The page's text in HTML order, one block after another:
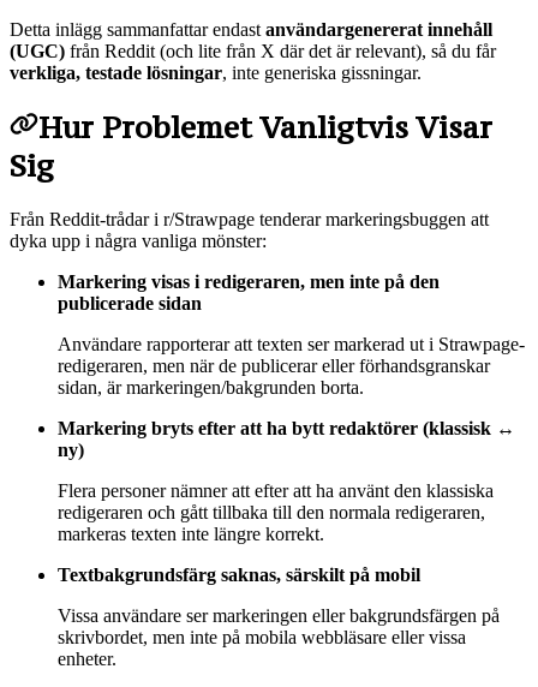
Detta inlägg sammanfattar endast användargenererat innehåll
(UGC) från Reddit (och lite från X där det är relevant), så du får
verkliga, testade lösningar, inte generiska gissningar.
Hur Problemet Vanligtvis Visar
Sig
Från Reddit-trådar i r/Strawpage tenderar markeringsbuggen att
dyka upp i några vanliga mönster:
Markering visas i redigeraren, men inte på den
publicerade sidan
Användare rapporterar att texten ser markerad ut i Strawpage-
redigeraren, men när de publicerar eller förhandsgranskar
sidan, är markeringen/bakgrunden borta.
Markering bryts efter att ha bytt redaktörer (klassisk ↔
ny)
Flera personer nämner att efter att ha använt den klassiska
redigeraren och gått tillbaka till den normala redigeraren,
markeras texten inte längre korrekt.
Textbakgrundsfärg saknas, särskilt på mobil
Vissa användare ser markeringen eller bakgrundsfärgen på
skrivbordet, men inte på mobila webbläsare eller vissa
enheter.